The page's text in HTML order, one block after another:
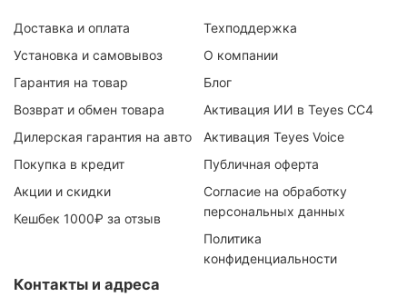
Доставка и оплата
Установка и самовывоз
Гарантия на товар
Возврат и обмен товара
Дилерская гарантия на авто
Покупка в кредит
Акции и скидки
Кешбек 1000₽ за отзыв
Техподдержка
О компании
Блог
Активация ИИ в Teyes CC4
Активация Teyes Voice
Публичная оферта
Согласие на обработку
персональных данных
Политика
конфиденциальности
Контакты и адреса